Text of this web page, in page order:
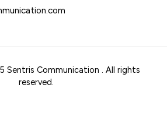
Sentris Communication . All rights
reserved.